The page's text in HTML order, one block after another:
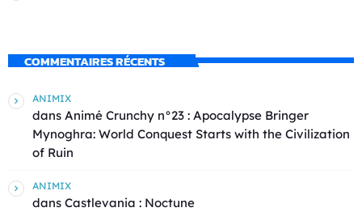
COMMENTAIRES RÉCENTS
ANIMIX
dans Animé Crunchy n°23 : Apocalypse Bringer
Mynoghra: World Conquest Starts with the Civilization
of Ruin
ANIMIX
dans Castlevania : Noctune